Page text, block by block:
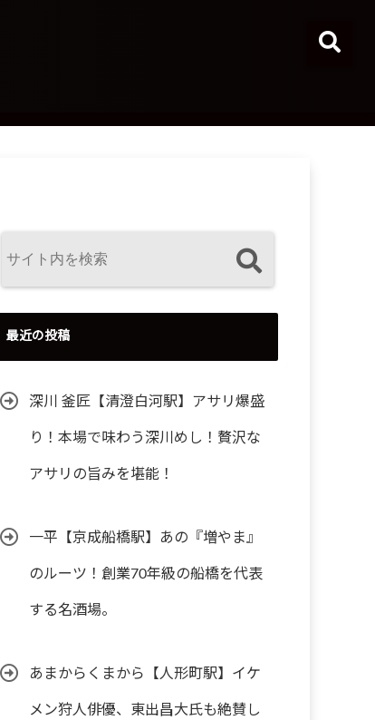
最近の投稿
深川 釜匠【清澄白河駅】アサリ爆盛
り！本場で味わう深川めし！贅沢な
アサリの旨みを堪能！
一平【京成船橋駅】あの『増やま』
のルーツ！創業70年級の船橋を代表
する名酒場。
あまからくまから【人形町駅】イケ
メン狩人俳優、東出昌大氏も絶賛し